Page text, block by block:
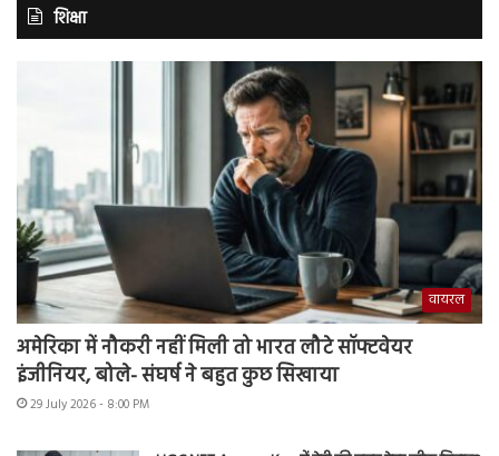
शिक्षा
वायरल
अमेरिका में नौकरी नहीं मिली तो भारत लौटे सॉफ्टवेयर
इंजीनियर, बोले- संघर्ष ने बहुत कुछ सिखाया
29 July 2026 - 8:00 PM